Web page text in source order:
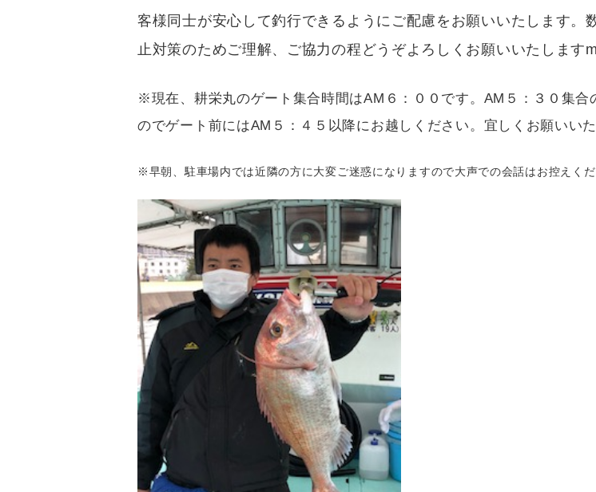
客様同士が安心して釣行できるようにご配慮をお願いいたします
止対策のためご理解、ご協力の程どうぞよろしくお願いいたします
※現在、耕栄丸のゲート集合時間はAM６：００です。AM５：３０集
のでゲート前にはAM５：４５以降にお越しください。宜しくお願いいた
※早朝、駐車場内では近隣の方に大変ご迷惑になりますので大声での会話はお控えく